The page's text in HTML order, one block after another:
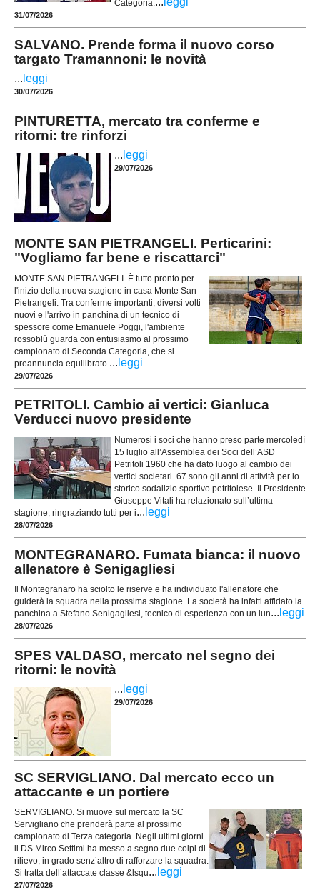
Categoria.
31/07/2026
SALVANO. Prende forma il nuovo corso
targato Tramannoni: le novità
... leggi
30/07/2026
PINTURETTA, mercato tra conferme e
ritorni: tre rinforzi
... leggi
29/07/2026
MONTE SAN PIETRANGELI. Perticarini:
"Vogliamo far bene e riscattarci"
MONTE SAN PIETRANGELI. È tutto pronto per
l'inizio della nuova stagione in casa Monte San
Pietrangeli. Tra conferme importanti, diversi volti
nuovi e l'arrivo in panchina di un tecnico di
spessore come Emanuele Poggi, l'ambiente
rossoblù guarda con entusiasmo al prossimo
campionato di Seconda Categoria, che si
preannuncia equilibrato ... leggi
29/07/2026
PETRITOLI. Cambio ai vertici: Gianluca
Verducci nuovo presidente
Numerosi i soci che hanno preso parte mercoledì
15 luglio all’Assemblea dei Soci dell’ASD
Petritoli 1960 che ha dato luogo al cambio dei
vertici societari. 67 sono gli anni di attività per lo
storico sodalizio sportivo petritolese. Il Presidente
Giuseppe Vitali ha relazionato sull’ultima
stagione, ringraziando tutti per i... leggi
28/07/2026
MONTEGRANARO. Fumata bianca: il nuovo
allenatore è Senigagliesi
Il Montegranaro ha sciolto le riserve e ha individuato l'allenatore che
guiderà la squadra nella prossima stagione. La società ha infatti affidato la
panchina a Stefano Senigagliesi, tecnico di esperienza con un lun... leggi
28/07/2026
SPES VALDASO, mercato nel segno dei
ritorni: le novità
... leggi
29/07/2026
SC SERVIGLIANO. Dal mercato ecco un
attaccante e un portiere
SERVIGLIANO. Si muove sul mercato la SC
Servigliano che prenderà parte al prossimo
campionato di Terza categoria. Negli ultimi giorni
il DS Mirco Settimi ha messo a segno due colpi di
rilievo, in grado senz’altro di rafforzare la squadra.
Si tratta dell’attaccate classe &lsqu... leggi
27/07/2026